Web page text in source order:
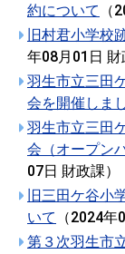
約について
（
旧村君小学
年08月01日 財
羽生市立三田
会を開催しま
羽生市立三田
会（オープン
07日 財政課）
旧三田ケ谷小
いて
（2024年
第３次羽生市